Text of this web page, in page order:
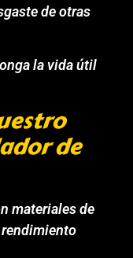
de otras
la vida útil
de
materiales de